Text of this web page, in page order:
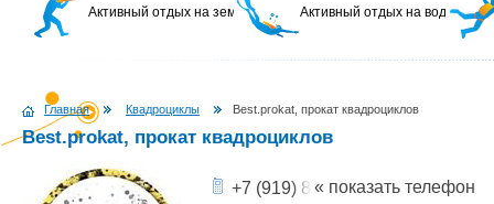
Активный отдых на земле Активный отдых на воде
Главная Квадроциклы Best.prokat, прокат квадроциклов
Best.prokat, прокат квадроциклов
+7 (919) 815-04-45« показать телефон